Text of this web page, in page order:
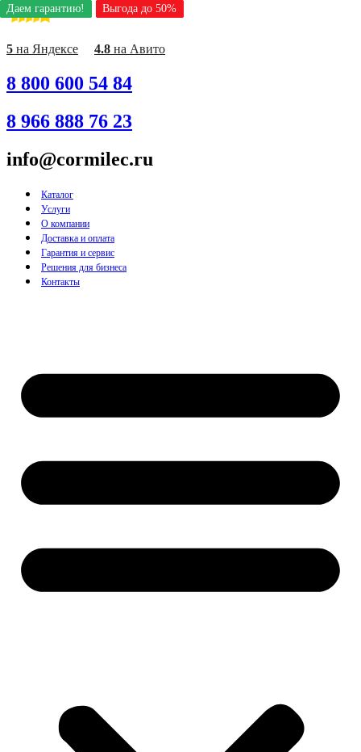
Перейти
к
содержимому
5 на Яндексе 4.8 на Авито
8 800 600 54 84
8 966 888 76 23
info@cormilec.ru
Каталог
Услуги
О компании
Доставка и оплата
Гарантия и сервис
Решения для бизнеса
Контакты
Даем гарантию! Выгода до 50%
Даем гарантию! Выгода до 50%
Даем гарантию! Выгода до 50%
Даем гарантию! Выгода до 50%
Даем гарантию! Выгода до 50%
Даем гарантию! Выгода до 50%
Даем гарантию! Выгода до 50%
Даем гарантию! Выгода до 50%
Даем гарантию! Выгода до 50%